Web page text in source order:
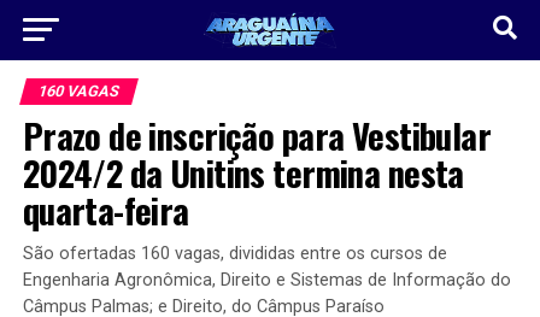
160 VAGAS
Prazo de inscrição para Vestibular
2024/2 da Unitins termina nesta
quarta-feira
São ofertadas 160 vagas, divididas entre os cursos de
Engenharia Agronômica, Direito e Sistemas de Informação do
Câmpus Palmas; e Direito, do Câmpus Paraíso